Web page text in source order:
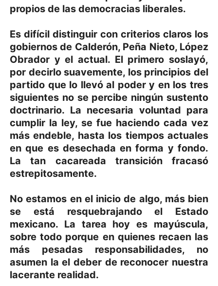
propios de las democracias liberales.
Es difícil distinguir con criterios claros los
gobiernos de Calderón, Peña Nieto, López
Obrador y el actual. El primero soslayó,
por decirlo suavemente, los principios del
partido que lo llevó al poder y en los tres
siguientes no se percibe ningún sustento
doctrinario. La necesaria voluntad para
cumplir la ley, se fue haciendo cada vez
más endeble, hasta los tiempos actuales
en que es desechada en forma y fondo.
La tan cacareada transición fracasó
estrepitosamente.
No estamos en el inicio de algo, más bien
se está resquebrajando el Estado
mexicano. La tarea hoy es mayúscula,
sobre todo porque en quienes recaen las
más pesadas responsabilidades, no
asumen la el deber de reconocer nuestra
lacerante realidad.